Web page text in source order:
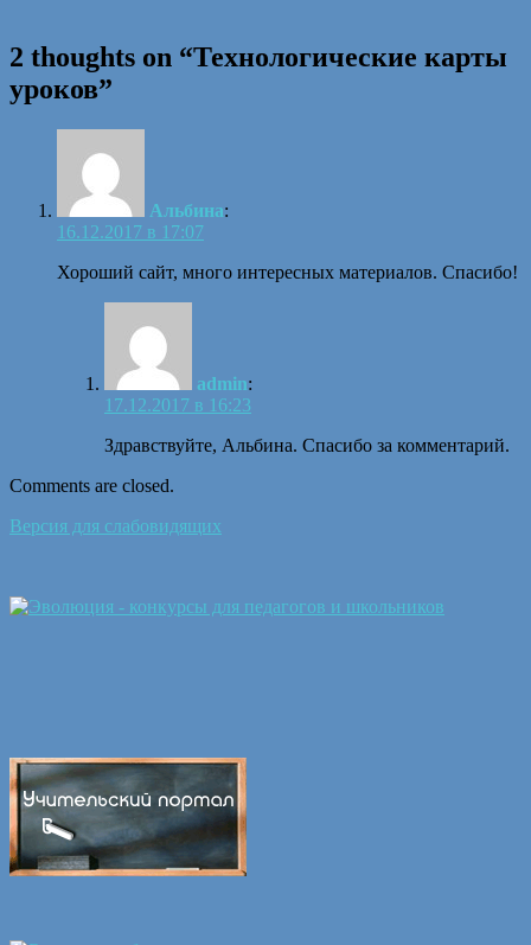
2 thoughts on “Технологические карты
уроков”
Альбина:
16.12.2017 в 17:07
Хороший сайт, много интересных материалов. Спасибо!
admin:
17.12.2017 в 16:23
Здравствуйте, Альбина. Спасибо за комментарий.
Comments are closed.
Версия для слабовидящих